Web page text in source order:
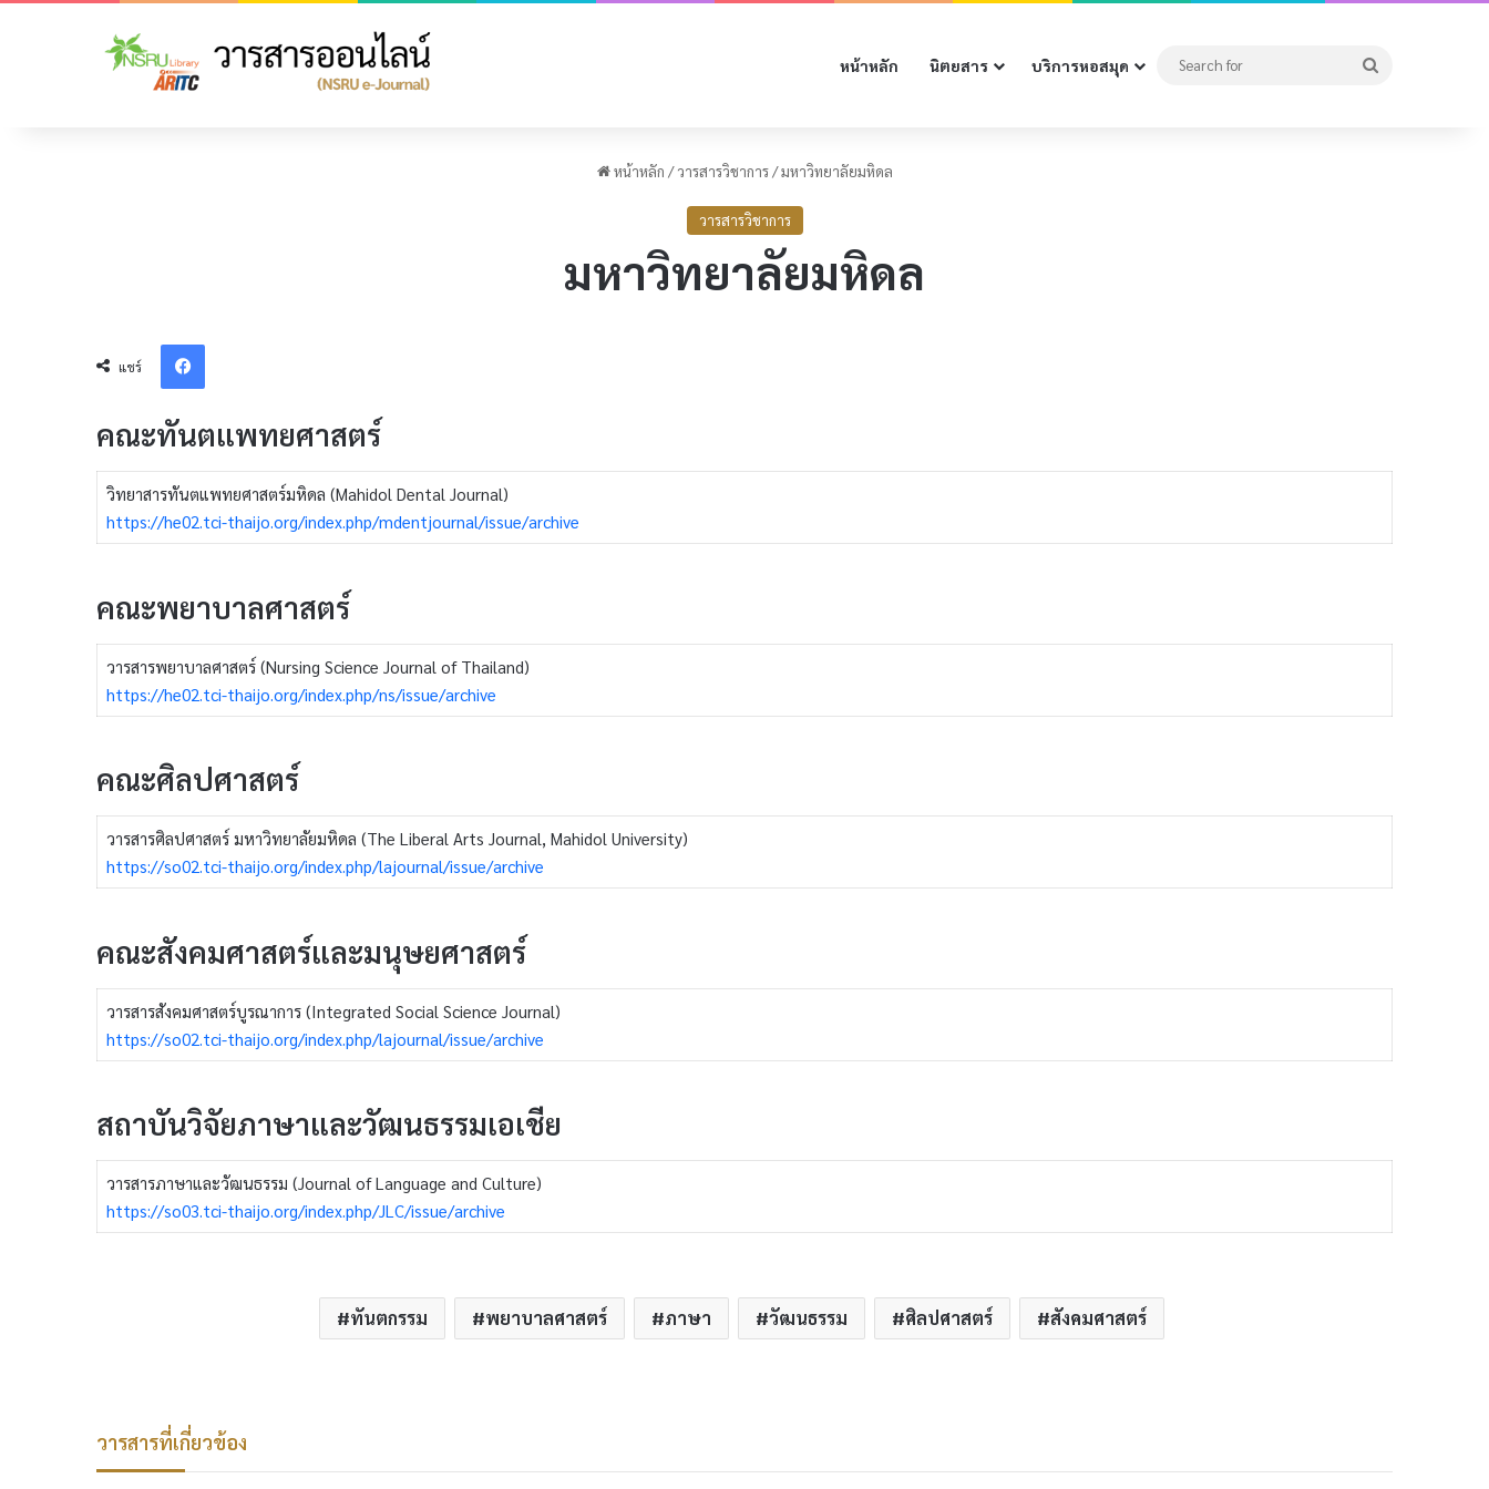
หน้าหลัก นิตยสาร บริการหอสมุด
หน้าหลัก / วารสารวิชาการ / มหาวิทยาลัยมหิดล
วารสารวิชาการ
มหาวิทยาลัยมหิดล
แชร์
Facebook
คณะทันตแพทยศาสตร์
วิทยาสารทันตแพทยศาสตร์มหิดล (Mahidol Dental Journal)
https://he02.tci-thaijo.org/index.php/mdentjournal/issue/archive
คณะพยาบาลศาสตร์
วารสารพยาบาลศาสตร์ (Nursing Science Journal of Thailand)
https://he02.tci-thaijo.org/index.php/ns/issue/archive
คณะศิลปศาสตร์
วารสารศิลปศาสตร์ มหาวิทยาลัยมหิดล (The Liberal Arts Journal, Mahidol University)
https://so02.tci-thaijo.org/index.php/lajournal/issue/archive
คณะสังคมศาสตร์และมนุษยศาสตร์
วารสารสังคมศาสตร์บูรณาการ (Integrated Social Science Journal)
https://so02.tci-thaijo.org/index.php/lajournal/issue/archive
สถาบันวิจัยภาษาและวัฒนธรรมเอเชีย
วารสารภาษาและวัฒนธรรม (Journal of Language and Culture)
https://so03.tci-thaijo.org/index.php/JLC/issue/archive
ทันตกรรม พยาบาลศาสตร์ ภาษา วัฒนธรรม ศิลปศาสตร์ สังคมศาสตร์
วารสารที่เกี่ยวข้อง